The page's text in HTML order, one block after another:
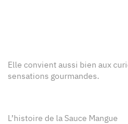
Elle convient aussi bien aux
sensations gourmandes.
L’histoire de la Sauce Mangue